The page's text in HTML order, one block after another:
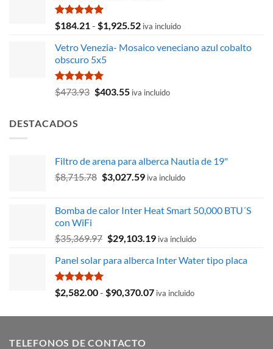
Valorado
con
de 5
$184.21- $1,925.52Rango
precios:
hasta
iva incluido
Vetro Venezia- Mosaico veneciano azul cobalto
obscuro 5x5
Valorado
con
$473.93 El
$403.55Eliva incluido
DESTACADOS
Filtro de arena para alberca Nautia de 19"
$8,715.78 El
era:
$3,027.59El
es:
iva incluido
Bomba de calor Inter Heat Smart 50,000 BTU´S
con WiFi
$35,369.97 El
original
$35,369.97.
$29,103.19El
actual
$29,103.19.
iva incluido
Panel solar para alberca Inter Water tipo placa
Valorado
con
$2,582.00- $90,370.07Rango
precios:
iva incluido
TELEFONOS DE CONTACTO